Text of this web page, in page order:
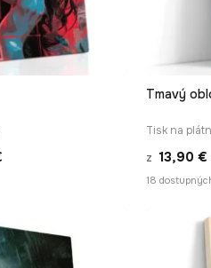
až
167,88 €
Tmavý
Tisk na
z 13,90 €
18